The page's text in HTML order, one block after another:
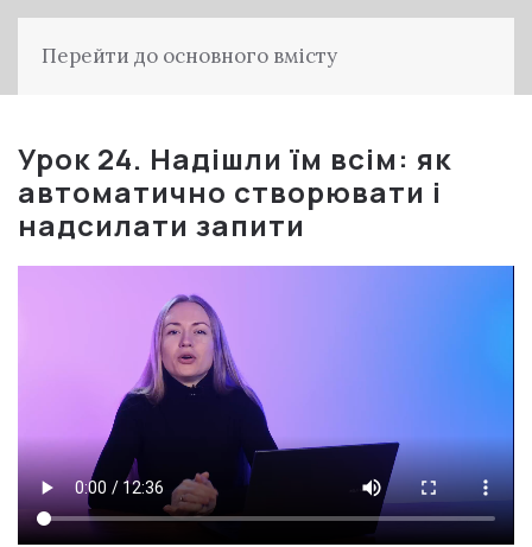
Перейти до основного вмісту
Урок 24. Надішли їм всім: як
автоматично створювати і
надсилати запити